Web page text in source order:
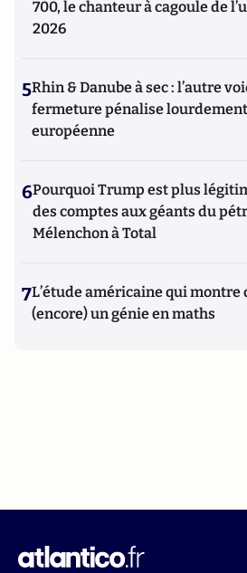
700, le chanteur à cagoule de
2026
5Rhin & Danube à sec : l’autre
fermeture pénalise lourdement
européenne
6Pourquoi Trump est plus
des comptes aux géants du
Mélenchon à Total
7L’étude américaine qui montre
(encore) un génie en maths